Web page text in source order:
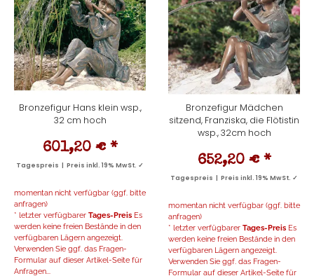
Bronzefigur Hans klein wsp.,
32 cm hoch
601,20 € *
Tagespreis | Preis inkl. 19% MwSt. ✓
momentan nicht verfügbar (ggf. bitte
anfragen)
* letzter verfügbarer Tages-Preis Es
werden keine freien Bestände in den
verfügbaren Lägern angezeigt.
Verwenden Sie ggf. das Fragen-
Formular auf dieser Artikel-Seite für
Anfragen...
Bronzefigur Mädchen
sitzend, Franziska, die Flötistin
wsp., 32cm hoch
652,20 € *
Tagespreis | Preis inkl. 19% MwSt. ✓
momentan nicht verfügbar (ggf. bitte
anfragen)
* letzter verfügbarer Tages-Preis Es
werden keine freien Bestände in den
verfügbaren Lägern angezeigt.
Verwenden Sie ggf. das Fragen-
Formular auf dieser Artikel-Seite für